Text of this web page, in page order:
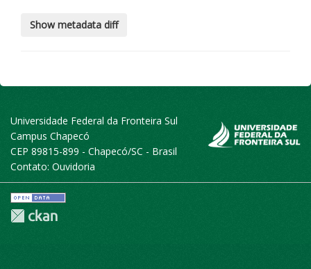
Universidade Federal da Fronteira Sul
Campus Chapecó
CEP 89815-899 - Chapecó/SC - Brasil
Contato: Ouvidoria